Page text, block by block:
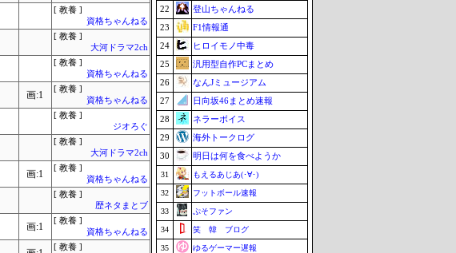
[ 教養 ]
資格ちゃんねる
[ 教養 ]
大河ドラマ2ch
[ 教養 ]
資格ちゃんねる
画:1
[ 教養 ]
資格ちゃんねる
[ 教養 ]
ジオろぐ
[ 教養 ]
大河ドラマ2ch
画:1
[ 教養 ]
資格ちゃんねる
[ 教養 ]
歴ネタまとブ
画:1
[ 教養 ]
資格ちゃんねる
[ 教養 ]
22
登山ちゃんねる
23
F1情報通
24
ヒロイモノ中毒
25
汎用型自作PCまとめ
26
なんJミュージアム
27
日向坂46まとめ速報
28
ネラーボイス
29
海外トークログ
30
明日は何を食べようか
31 もえるあじあ(･∀･)
32 フットボール速報
33 ぷそファン
34 笑 韓 ブログ
35 ゆるゲーマー遅報